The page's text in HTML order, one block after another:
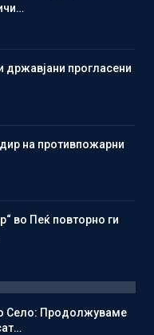
државјани прогласени
на противпожарни
во Пеќ повторно ги
Село: Продолжуваме